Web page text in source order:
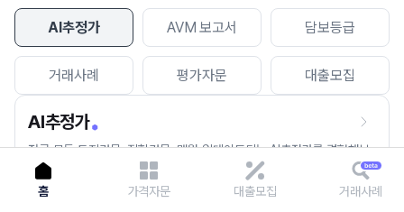
AI추정가 AVM 보고서 담보등급
거래사례 평가자문 대출모집
AI추정가
전국 모든 토지건물, 집합건물, 매월 업데이트되는 AI추정가를 경험해보
세요.
홈 가격자문 대출모집 거래사례